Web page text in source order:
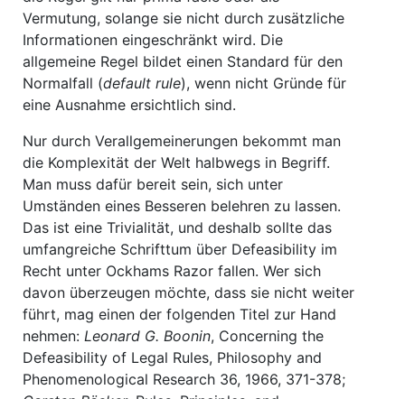
Vermutung, solange sie nicht durch zusätzliche
Informationen eingeschränkt wird. Die
allgemeine Regel bildet einen Standard für den
Normalfall (default rule), wenn nicht Gründe für
eine Ausnahme ersichtlich sind.
Nur durch Verallgemeinerungen bekommt man
die Komplexität der Welt halbwegs in Begriff.
Man muss dafür bereit sein, sich unter
Umständen eines Besseren belehren zu lassen.
Das ist eine Trivialität, und deshalb sollte das
umfangreiche Schrifttum über Defeasibility im
Recht unter Ockhams Razor fallen. Wer sich
davon überzeugen möchte, dass sie nicht weiter
führt, mag einen der folgenden Titel zur Hand
nehmen: Leonard G. Boonin, Concerning the
Defeasibility of Legal Rules, Philosophy and
Phenomenological Research 36, 1966, 371-378;